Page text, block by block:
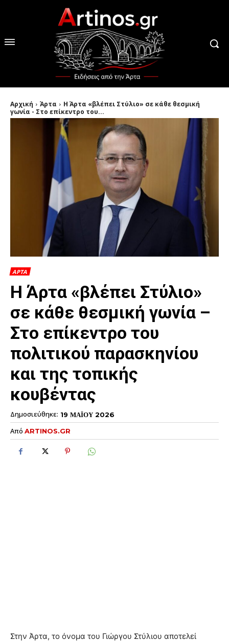
Αρχική Άρτα
Η Άρτα «βλέπει Στύλιο» σε κάθε θεσμική
γωνία - Στο επίκεντρο του...
ΑΡΤΑ
Η Άρτα «βλέπει Στύλιο»
σε κάθε θεσμική γωνία –
Στο επίκεντρο του
πολιτικού παρασκηνίου
και της τοπικής
κουβέντας
Δημοσιεύθηκε: 19 ΜΑΪΟΥ 2026
Από ARTINOS.GR
Στην Άρτα, το όνομα του Γιώργου Στύλιου αποτελεί